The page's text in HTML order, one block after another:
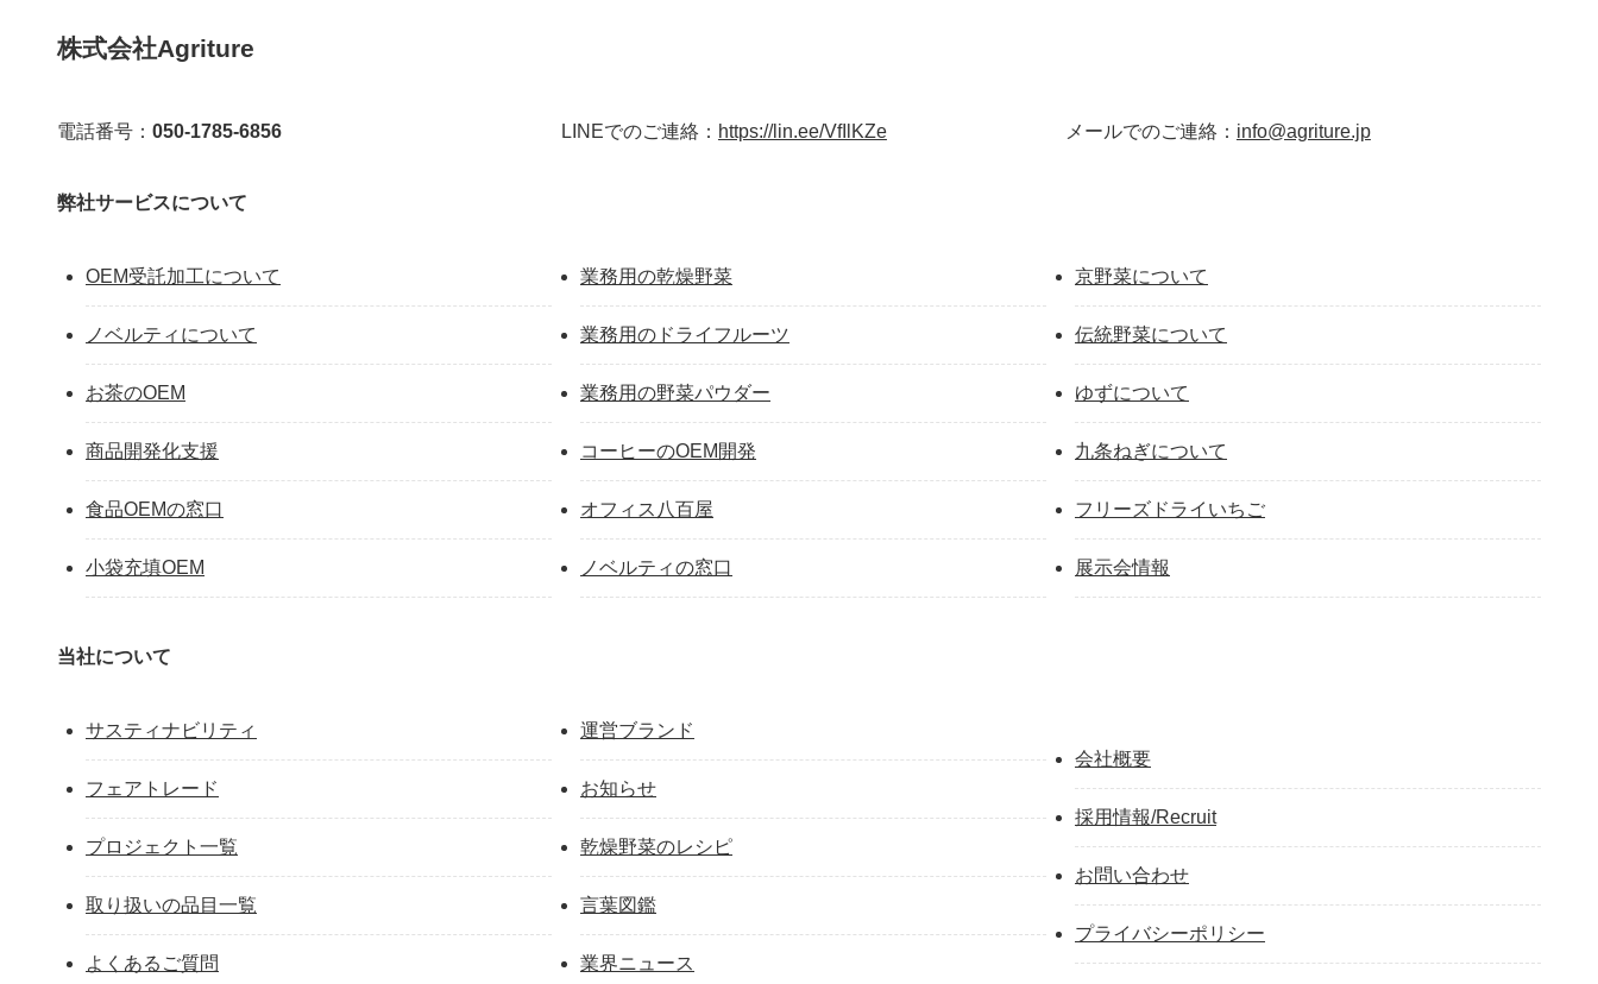
株式会社Agriture
電話番号： 050-1785-6856 LINEでのご連絡： https://lin.ee/VfIlKZe メールでのご連絡： info@agriture.jp
弊社サービスについて
OEM受託加工について
ノベルティについて
お茶のOEM
商品開発化支援
食品OEMの窓口
小袋充填OEM
業務用の乾燥野菜
業務用のドライフルーツ
業務用の野菜パウダー
コーヒーのOEM開発
オフィス八百屋
ノベルティの窓口
京野菜について
伝統野菜について
ゆずについて
九条ねぎについて
フリーズドライいちご
展示会情報
当社について
サスティナビリティ
フェアトレード
プロジェクト一覧
取り扱いの品目一覧
よくあるご質問
運営ブランド
お知らせ
乾燥野菜のレシピ
言葉図鑑
業界ニュース
会社概要
採用情報/Recruit
お問い合わせ
プライバシーポリシー